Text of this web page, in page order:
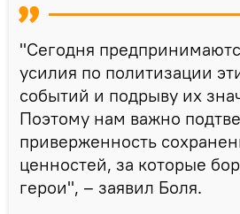
"Сегодня
усилия по политизации
событий и подрыву их
Поэтому нам важно
приверженность
ценностей, за которые
герои", – заявил Боля.